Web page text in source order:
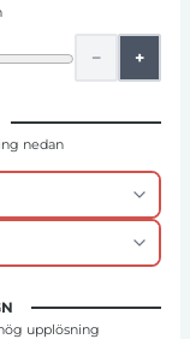
− +
nedan
upplösning